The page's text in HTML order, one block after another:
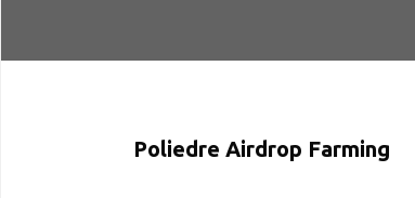
conținut
Poliedre Airdrop Farming